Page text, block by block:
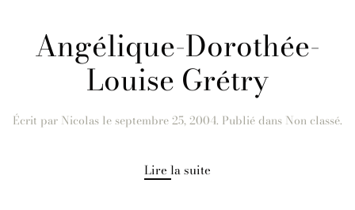
Angélique-Dorothée-
Louise Grétry
Écrit par Nicolas leseptembre 25, 2004. Publié dans Non classé.
Lire la suite